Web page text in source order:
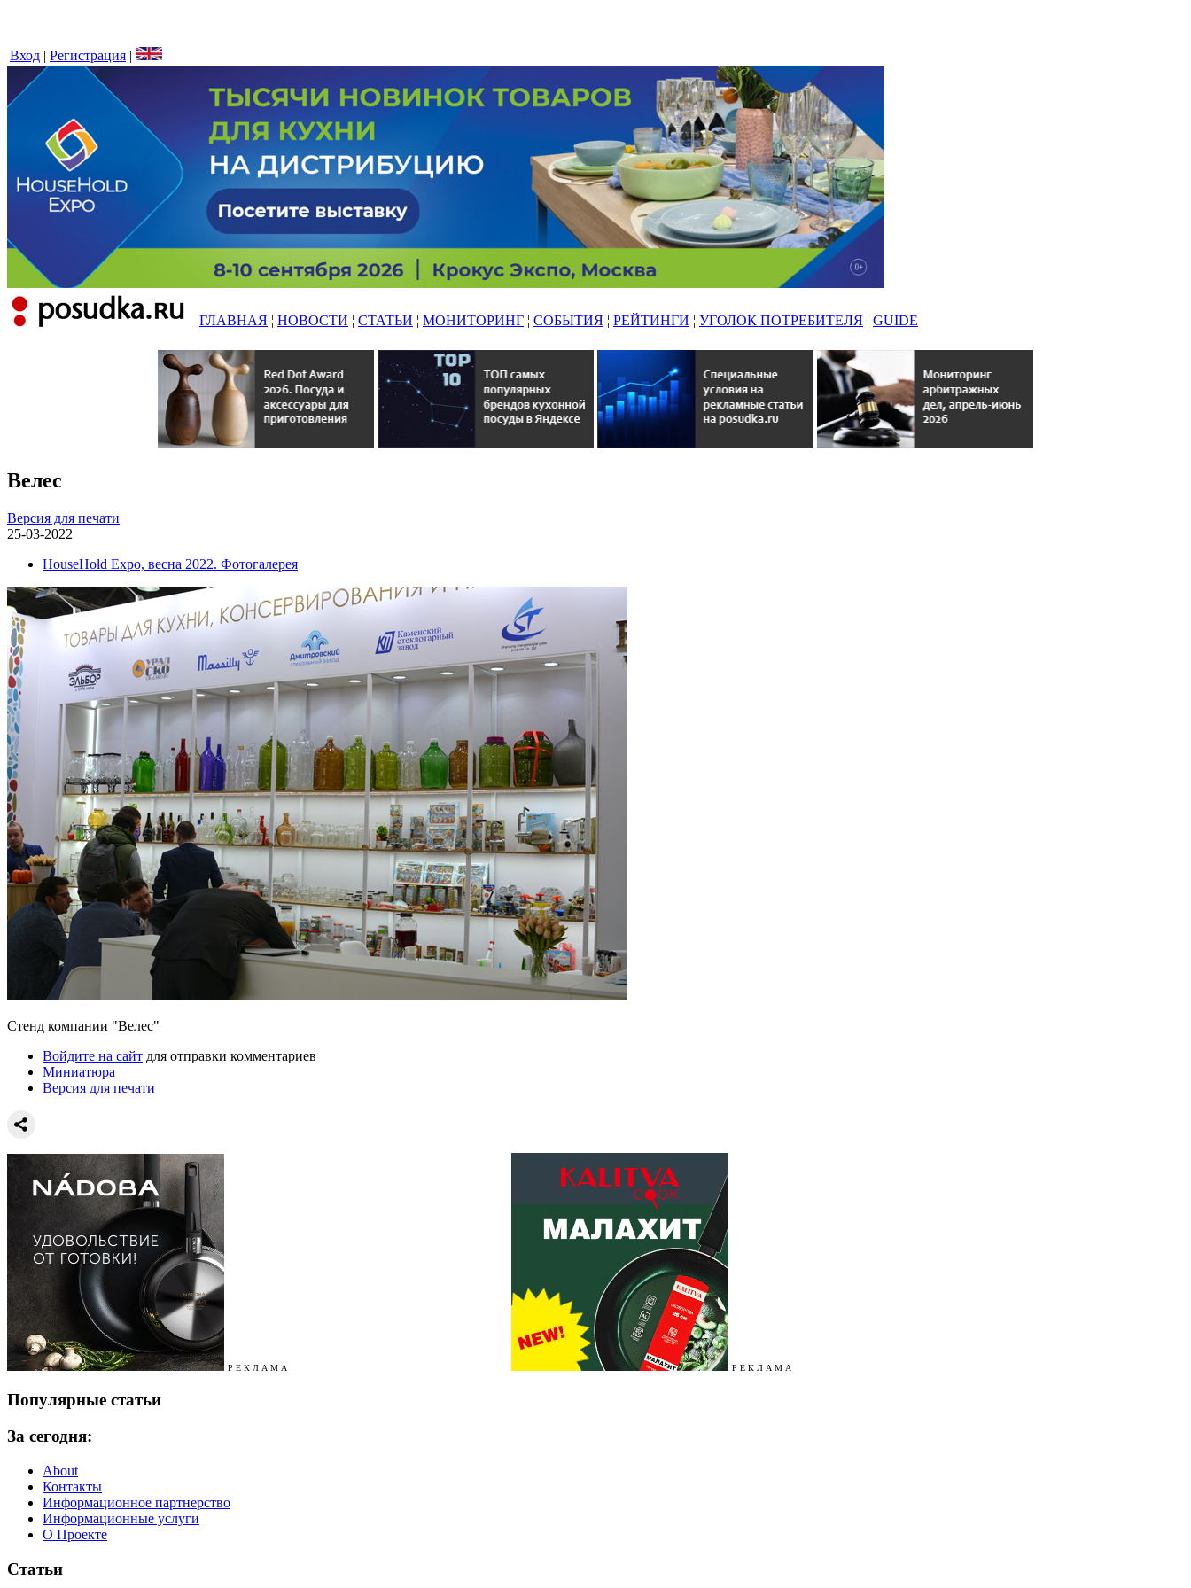
Вход | Регистрация |
ГЛАВНАЯ ¦ НОВОСТИ ¦ СТАТЬИ ¦ МОНИТОРИНГ ¦ СОБЫТИЯ ¦ РЕЙТИНГИ ¦ УГОЛОК ПОТРЕБИТЕЛЯ ¦ GUIDE
Велес
Версия для печати
25-03-2022
HouseHold Expo, весна 2022. Фотогалерея
Стенд компании "Велес"
Войдите на сайт для отправки комментариев
Миниатюра
Версия для печати
Р Е К Л А М А Р Е К Л А М А
Популярные статьи
За сегодня:
About
Контакты
Информационное партнерство
Информационные услуги
О Проекте
Статьи